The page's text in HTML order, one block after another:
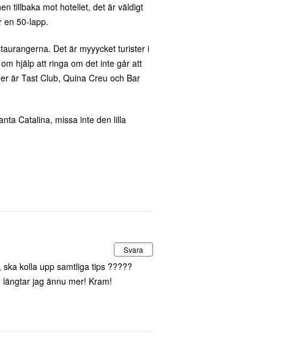
tillbaka mot hotellet, det är väldigt
en 50-lapp.
Det är myyycket turister i
hjälp att ringa om det inte går att
är Tast Club, Quina Creu och Bar
Catalina, missa inte den lilla
Svara
kolla upp samtliga tips ?????
jag ännu mer! Kram!